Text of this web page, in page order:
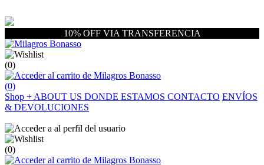
10% OFF VIA TRANSFERENCIA
(0)
(0)
Shop + ABOUT US DONDE ESTAMOS CONTACTO ENVÍOS
& DEVOLUCIONES
(0)